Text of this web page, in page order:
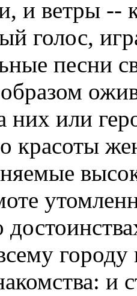
и ветры --
голос,
песни
них или
красоты